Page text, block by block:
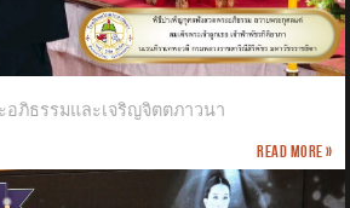
ภิธรรมและเจริญจิตตภาวนา
Read more »